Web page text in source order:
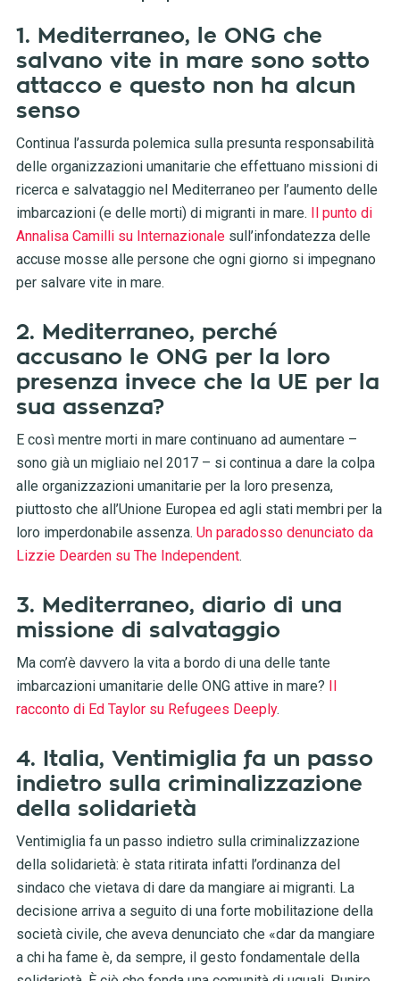
1. Mediterraneo, le ONG che
salvano vite in mare sono sotto
attacco e questo non ha alcun
senso
Continua l’assurda polemica sulla presunta responsabilità
delle organizzazioni umanitarie che effettuano missioni di
ricerca e salvataggio nel Mediterraneo per l’aumento delle
imbarcazioni (e delle morti) di migranti in mare. Il punto di
Annalisa Camilli su Internazionalesull’infondatezza delle
accuse mosse alle persone che ogni giorno si impegnano
per salvare vite in mare.
2. Mediterraneo, perché
accusano le ONG per la loro
presenza invece che la UE per la
sua assenza?
E così mentre morti in mare continuano ad aumentare –
sono già un migliaio nel 2017 – si continua a dare la colpa
alle organizzazioni umanitarie per la loro presenza,
piuttosto che all’Unione Europea ed agli stati membri per la
loro imperdonabile assenza. Un paradosso denunciato da
Lizzie Dearden su The Independent.
3. Mediterraneo, diario di una
missione di salvataggio
Ma com’è davvero la vita a bordo di una delle tante
imbarcazioni umanitarie delle ONG attive in mare? Il
racconto di Ed Taylor su Refugees Deeply.
4. Italia, Ventimiglia fa un passo
indietro sulla criminalizzazione
della solidarietà
Ventimiglia fa un passo indietro sulla criminalizzazione
della solidarietà: è stata ritirata infatti l’ordinanza del
sindaco che vietava di dare da mangiare ai migranti. La
decisione arriva a seguito di una forte mobilitazione della
società civile, che aveva denunciato che «dar da mangiare
a chi ha fame è, da sempre, il gesto fondamentale della